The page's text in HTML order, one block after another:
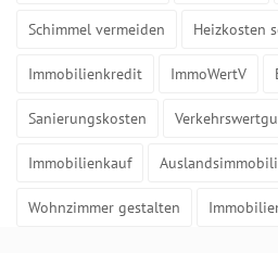
Schimmel vermeiden Heizkosten
Immobilienkredit ImmoWertV
Sanierungskosten
Immobilienkauf
Wohnzimmer gestalten